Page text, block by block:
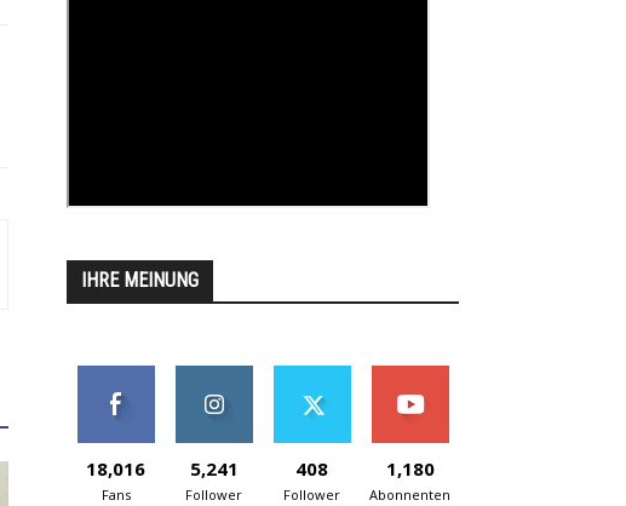
IHRE MEINUNG
18,016
Fans
5,241
Follower
408
Follower
1,180
Abonnenten